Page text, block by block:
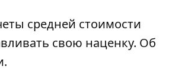
средней стоимости
свою наценку. Об
.